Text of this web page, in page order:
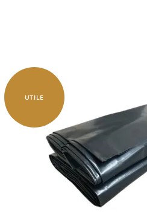
UTILE